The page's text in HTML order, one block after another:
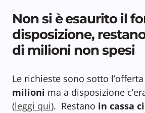
Non si è esaurito il
disposizione,
di milioni non spesi
Le richieste sono sotto
milioni ma a disposizione
(leggi qui). Restano in cassa